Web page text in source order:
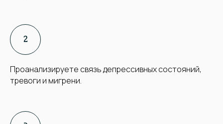
Проанализируете связь депрессивных состояний,
тревоги и мигрени.